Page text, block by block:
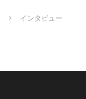
インタビュー